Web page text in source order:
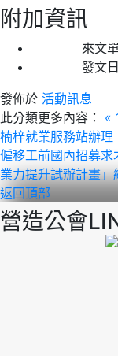
附加資訊
來文單
發文日
發佈於 活動訊息
此分類更多內容：
«
楠梓就業服務站辦
僱移工前國內招募求
業力提升試辦計畫
返回頂部
營造公會